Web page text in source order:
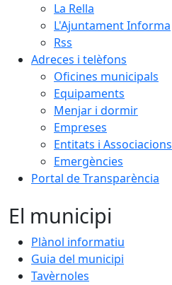
La Rella
L'Ajuntament Informa
Rss
Adreces i telèfons
Oficines municipals
Equipaments
Menjar i dormir
Empreses
Entitats i Associacions
Emergències
Portal de Transparència
El municipi
Plànol informatiu
Guia del municipi
Tavèrnoles